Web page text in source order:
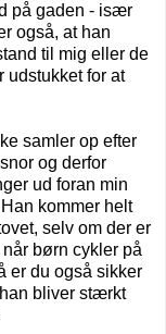
på gaden - især
også, at han
til mig eller de
udstukket for at
samler op efter
og derfor
ud foran min
kommer helt
selv om der er
børn cykler på
er du også sikker
bliver stærkt